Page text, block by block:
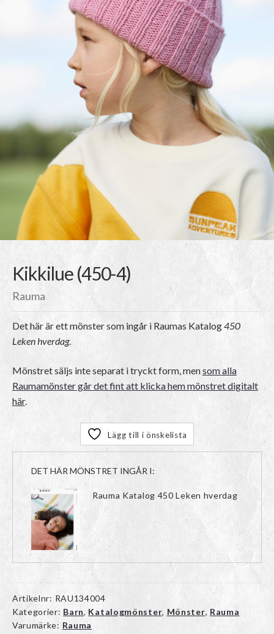
Kikkilue (450-4)
Rauma
Det här är ett mönster som ingår i Raumas Katalog450
Leken hverdag.
Mönstret säljs inte separat i tryckt form, mensom alla
Raumamönster går det fint att klicka hem mönstret digitalt
här.
Lägg till i önskelista
DET HÄR MÖNSTRET INGÅR I:
Rauma Katalog 450 Leken hverdag
Artikelnr: RAU134004
Kategorier: Barn, Katalogmönster, Mönster, Rauma
Varumärke: Rauma